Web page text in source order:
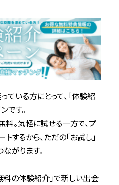
いる方にとって、「体験紹
です。
料。気軽に試せる一方で、プ
するから、ただの「お試し」
がります。
料の体験紹介」で新しい出会